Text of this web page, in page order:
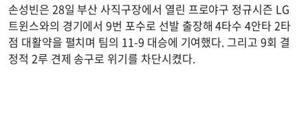
손성빈은 28일 부산 사직구장에서 열린 프로야구 정규시즌 LG
트윈스와의 경기에서 9번 포수로 선발 출장해 4타수 4안타 2타
점 대활약을 펼치며 팀의 11-9 대승에 기여했다. 그리고 9회 결
정적 2루 견제 송구로 위기를 차단시켰다.